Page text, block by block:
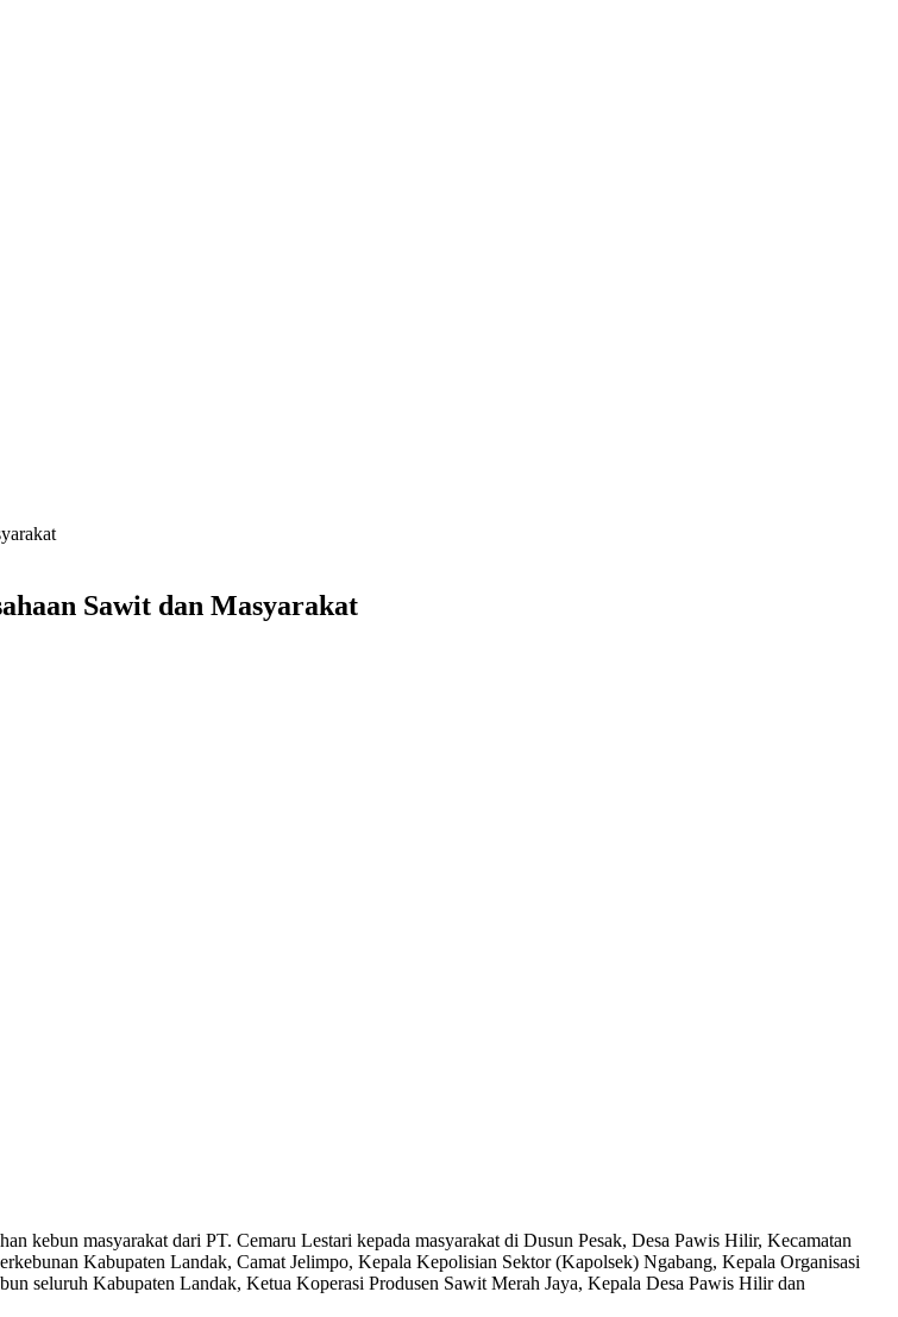
Sawit dan Masyarakat
kebun masyarakat dari PT. Cemaru Lestari kepada masyarakat di Dusun Pesak, Desa Pawis Hilir, Kecamatan
Kabupaten Landak, Camat Jelimpo, Kepala Kepolisian Sektor (Kapolsek) Ngabang, Kepala Organisasi
seluruh Kabupaten Landak, Ketua Koperasi Produsen Sawit Merah Jaya, Kepala Desa Pawis Hilir dan